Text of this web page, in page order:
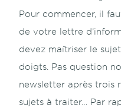
Pour commencer, il
de votre lettre
devez maîtriser le
doigts. Pas question
newsletter après trois
sujets à traiter… Par